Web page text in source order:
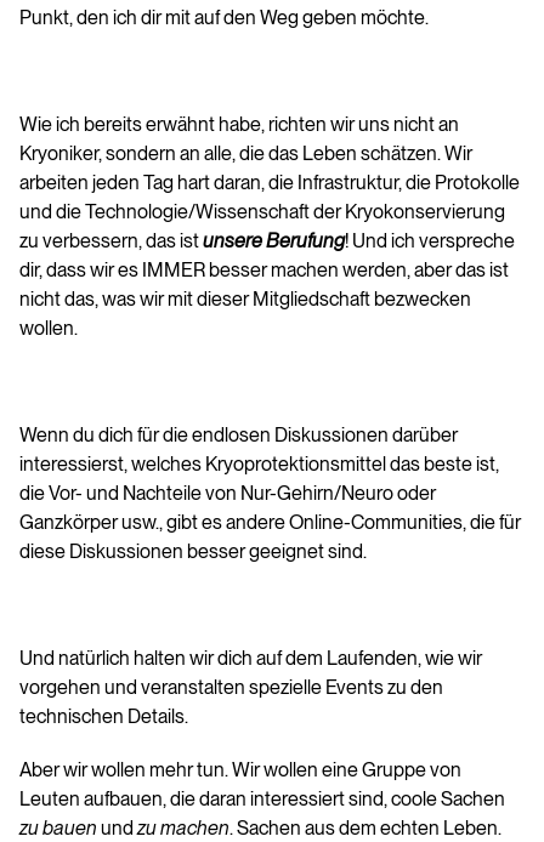
Punkt, den ich dir mit auf den Weg geben möchte.
Wie ich bereits erwähnt habe, richten wir uns nicht an
Kryoniker, sondern an alle, die das Leben schätzen. Wir
arbeiten jeden Tag hart daran, die Infrastruktur, die Protokolle
und die Technologie/Wissenschaft der Kryokonservierung
zu verbessern, das istunsere Berufung! Und ich verspreche
dir, dass wir es IMMER besser machen werden, aber das ist
nicht das, was wir mit dieser Mitgliedschaft bezwecken
wollen.
Wenn du dich für die endlosen Diskussionen darüber
interessierst, welches Kryoprotektionsmittel das beste ist,
die Vor- und Nachteile von Nur-Gehirn/Neuro oder
Ganzkörper usw., gibt es andere Online-Communities, die für
diese Diskussionen besser geeignet sind.
Und natürlich halten wir dich auf dem Laufenden, wie wir
vorgehen und veranstalten spezielle Events zu den
technischen Details.
Aber wir wollen mehr tun. Wir wollen eine Gruppe von
Leuten aufbauen, die daran interessiert sind, coole Sachen
zu bauen undzu machen. Sachen aus dem echten Leben.